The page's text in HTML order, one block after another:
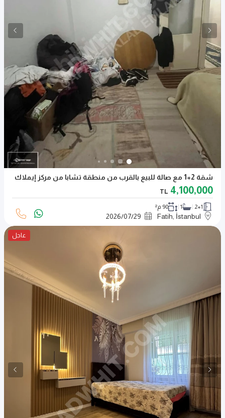
شقة 2+1 مع صالة للبيع بالقرب من منطقة تشابا من مركز إيملاك
4,100,000
TL
2+1
1 90 م²
Fatih, İstanbul
2026/07/29
عاجل